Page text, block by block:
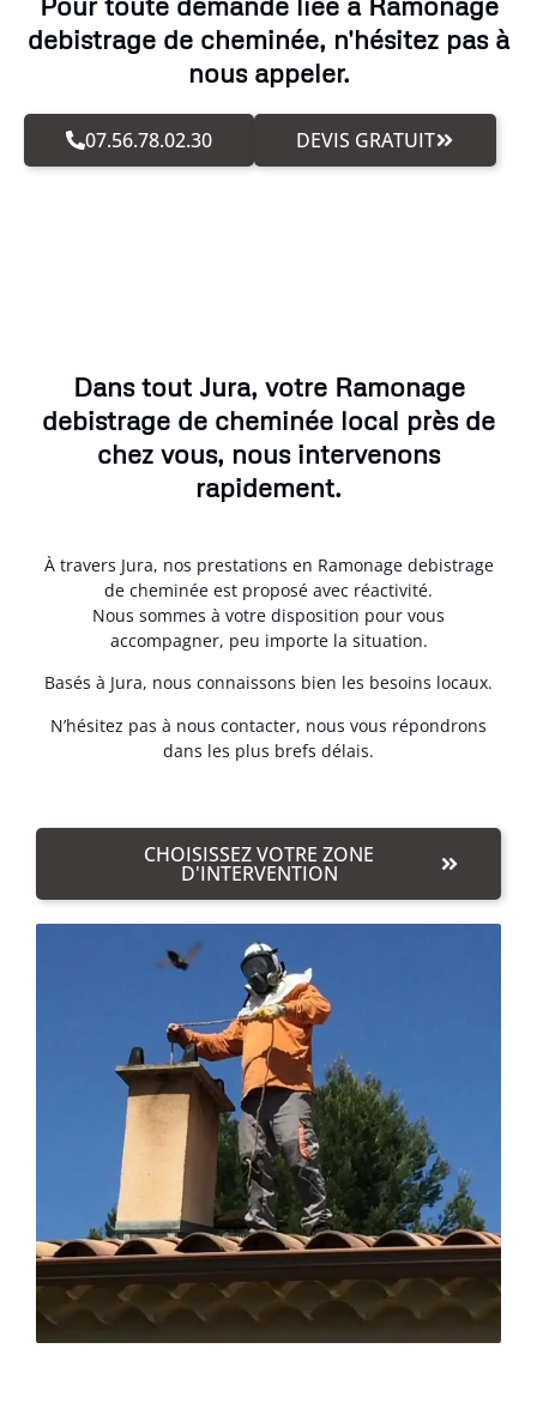
debistrage de cheminée, n'hésitez pas à
nous appeler.
07.56.78.02.30 DEVIS GRATUIT
Dans tout Jura, votre Ramonage
debistrage de cheminée local près de
chez vous, nous intervenons
rapidement.
À travers Jura, nos prestations en Ramonage debistrage
de cheminée est proposé avec réactivité.
Nous sommes à votre disposition pour vous
accompagner, peu importe la situation.
Basés à Jura, nous connaissons bien les besoins locaux.
N’hésitez pas à nous contacter, nous vous répondrons
dans les plus brefs délais.
CHOISISSEZ VOTRE ZONE
D'INTERVENTION